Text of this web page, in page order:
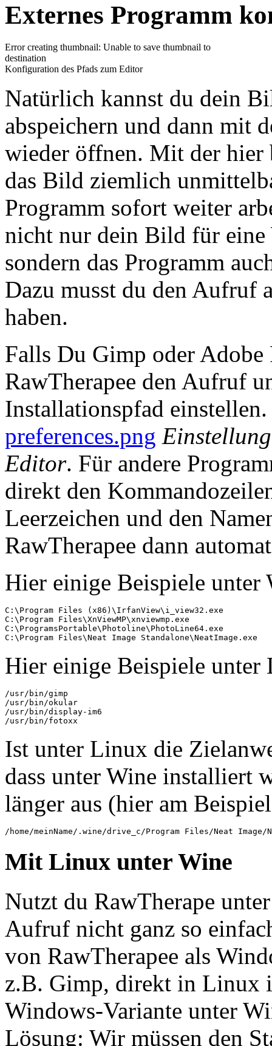
Externes Programm
Error creating thumbnail: Unable to save thumbnail to
destination
Konfiguration des Pfads zum Editor
Natürlich kannst du dein
abspeichern und dann mit
wieder öffnen. Mit der hier
das Bild ziemlich
Programm sofort weiter
nicht nur dein Bild für eine
sondern das Programm
Dazu musst du den Aufruf
haben.
Falls Du Gimp oder Adobe
RawTherapee den Aufruf
Installationspfad
preferences.png
Editor. Für andere
direkt den
Leerzeichen und den
RawTherapee dann
Hier einige Beispiele unter
C:\Program Files (x86)\IrfanView\i_view32.exe
C:\Program Files\XnViewMP\xnviewmp.exe
C:\ProgramsPortable\Photoline\PhotoLine64.exe
Hier einige Beispiele
/usr/bin/gimp
/usr/bin/okular
/usr/bin/display-im6
Ist unter Linux die
dass unter Wine installiert
länger aus (hier am
Mit Linux unter Wine
Nutzt du RawTherape
Aufruf nicht ganz so
von RawTherapee als
z.B. Gimp, direkt in Linux
Windows-Variante unter
Lösung: Wir müssen den